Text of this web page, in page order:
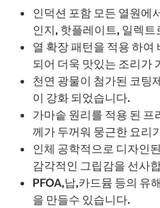
인덕션 포함 모든 열원에
인지, 핫플레이트, 일렉트
열 확장 패턴을 적용 하
되어 더욱 맛있는 조리가
천연 광물이 첨가된 코팅
이 강화 되었습니다.
가마솥 원리를 적용 된
께가 두꺼워 뭉근한 요리
인체 공학적으로 디자인
감각적인 그립감을 선사
PFOA,납,카드뮴 등의 유
을 만들수 있습니다.